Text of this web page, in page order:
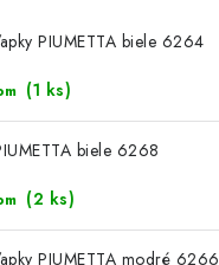
PIUMETTA biele 6264
(1 ks)
biele 6268
(2 ks)
PIUMETTA modré 6266